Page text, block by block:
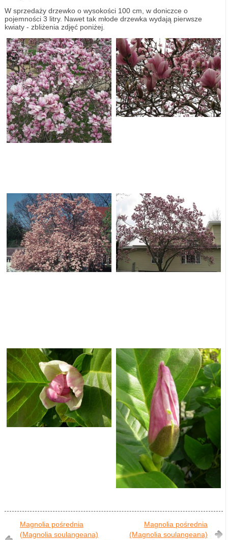
W sprzedaży drzewko o wysokości 100 cm, w doniczce o
pojemności 3 litry. Nawet tak młode drzewka wydają pierwsze
kwiaty - zbliżenia zdjęć poniżej.
Magnolia pośrednia
(Magnolia soulangeana)
Magnolia pośrednia
(Magnolia soulangeana)